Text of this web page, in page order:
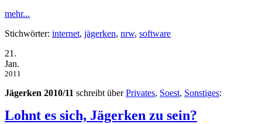
mehr...
Stichwörter: internet, jägerken, nrw, software
21.
Jan.
2011
Jägerken 2010/11 schreibt überPrivates, Soest, Sonstiges:
Lohnt es sich, Jägerken zu sein?